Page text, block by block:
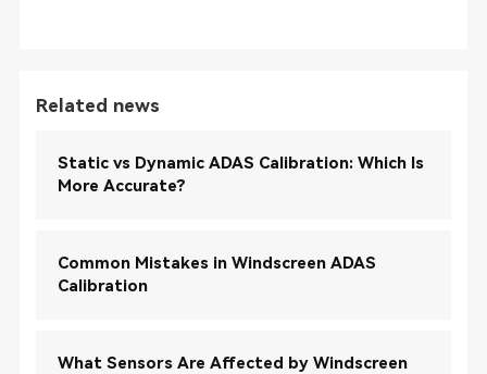
Related news
Static vs Dynamic ADAS Calibration: Which Is
More Accurate?
Common Mistakes in Windscreen ADAS
Calibration
What Sensors Are Affected by Windscreen